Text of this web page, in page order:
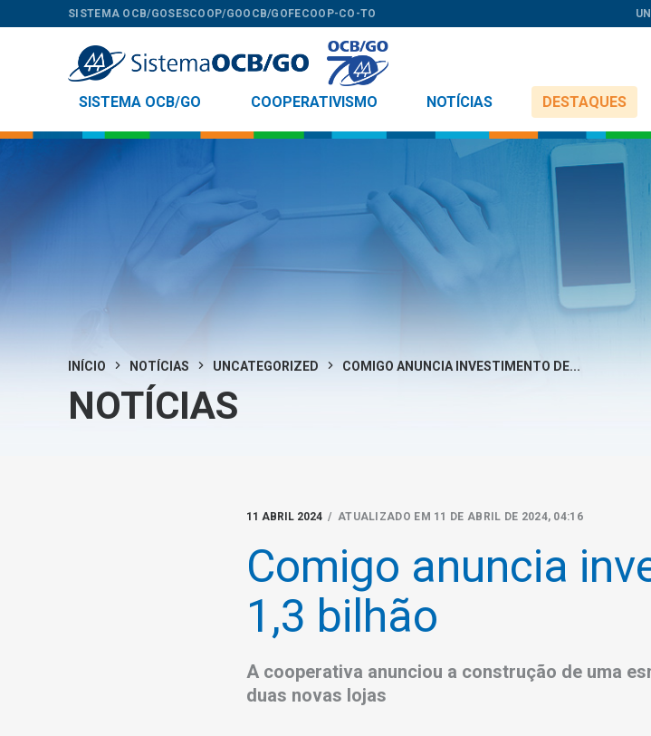
SISTEMA OCB/GOSESCOOP/GOOCB/GOFECOOP-CO-TO
SISTEMA OCB/GO COOPERATIVISMO NOTÍCIAS DESTAQUES
INÍCIO NOTÍCIAS UNCATEGORIZED COMIGO ANUNCIA INVESTIMENTO DE...
NOTÍCIAS
11 ABRIL 2024 / ATUALIZADO EM 11 DE ABRIL DE 2024, 04:16
Comigo anuncia
1,3 bilhão
A cooperativa anunciou a construção de uma
duas novas lojas